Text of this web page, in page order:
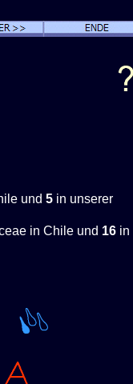
und 5 in unserer
in Chile und 16 in